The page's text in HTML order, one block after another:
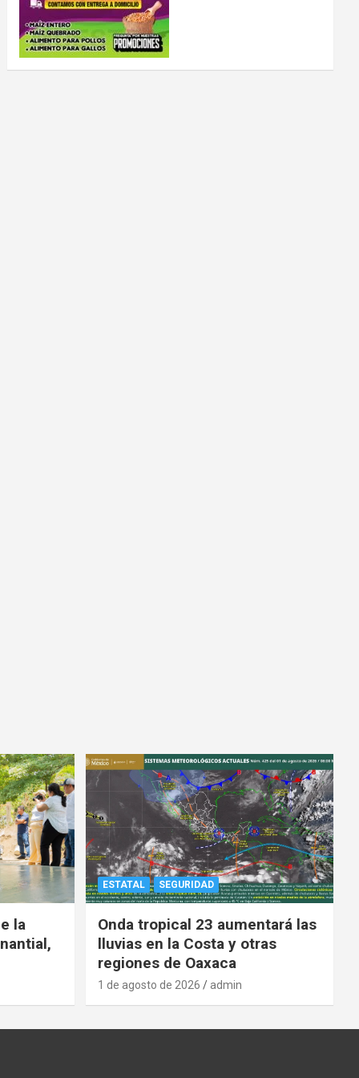
la
ESTATAL SEGURIDAD
Onda tropical 23 aumentará las
lluvias en la Costa y otras
regiones de Oaxaca
1 de agosto de 2026 admin